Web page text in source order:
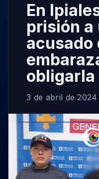
En
prisión a
acusado
3 de abril de 2024